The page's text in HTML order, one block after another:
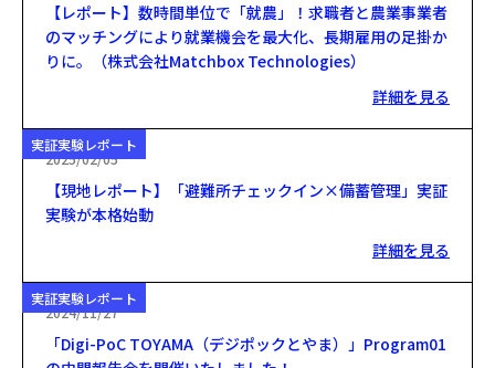
【レポート】数時間単位で「就農」！求職者と農業事業者
のマッチングにより就業機会を最大化、長期雇用の足掛か
りに。（株式会社Matchbox Technologies）
詳細を見る
実証実験レポート
2025/02/05
【現地レポート】「避難所チェックイン×備蓄管理」実証
実験が本格始動
詳細を見る
実証実験レポート
2024/11/27
「Digi-PoC TOYAMA（デジポックとやま）」Program01